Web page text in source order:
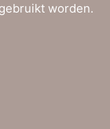
worden.